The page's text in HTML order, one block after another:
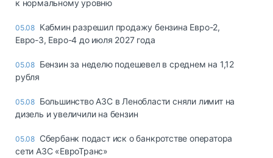
к нормальному уровню
05.08 Кабмин разрешил продажу бензина Евро-2,
Евро-3, Евро-4 до июля 2027 года
05.08 Бензин за неделю подешевел в среднем на 1,12
рубля
05.08 Большинство АЗС в Ленобласти сняли лимит на
дизель и увеличили на бензин
05.08 Сбербанк подаст иск о банкротстве оператора
сети АЗС «ЕвроТранс»